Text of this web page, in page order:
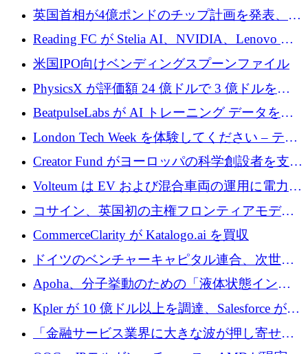
ドラウンドで1,000万ユーロを確保
英国首相が4億ポンドのチップ計画を発表、英
国の新興企業は「ここで拡大」し「ここに留
まる」
Reading FC が Stelia AI、NVIDIA、Lenovo と
協力して AI Center of Excellence を立ち上げ
米国IPO向けベンディングスプーンファイル
PhysicsX が評価額 24 億ドルで 3 億ドルを調
達
BeatpulseLabs が AI トレーニング データを拡
張するために 180 万ドルのプレシードを調達
London Tech Week を体験してください – テク
ノロジーがヨーロッパのイノベーションの未
来を形作る場所
Creator Fund がヨーロッパの科学創設者を支援
するために 5,600 万ドルを調達
Volteum は EV および混合車両の運用に電力を
供給するために 250 万ユーロを寄付
コサイン、英国初の主権フロンティアモデル
で業界の支援を確保
CommerceClarity が Katalogo.ai を買収
ドイツのベンチャーキャピタル連合、次世代
スタートアップの成長に向けて機関投資家へ
の資本シフトを呼びかけ
Apoha、分子挙動のための「液体状態インテ
リジェンス」を構築するために3,600万ドルを
かけてステルス状態から出現
Kpler が 10 億ドル以上を調達、Salesforce が
Contentful を買収、Built in Europe キャンペー
ンを開始
「金融サービス業界に大きな波が押し寄せて
いる」と「欧州初のAIネイティブ銀行」のボ